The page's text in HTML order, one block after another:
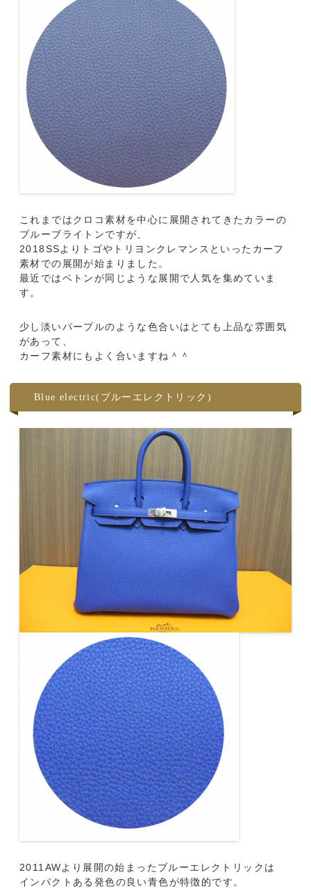
これまではクロコ素材を中心に展開されてきたカラーの
ブルーブライトンですが、
2018SSよりトゴやトリヨンクレマンスといったカーフ
素材での展開が始まりました。
最近ではベトンが同じような展開で人気を集めていま
す。
少し淡いパープルのような色合いはとても上品な雰囲気
があって、
カーフ素材にもよく合いますね＾＾
Blue electric(ブルーエレクトリック)
2011AWより展開の始まったブルーエレクトリックは
インパクトある発色の良い青色が特徴的です。